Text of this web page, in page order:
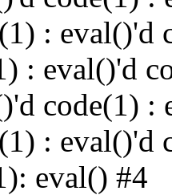
: eval()'d
: eval()'d
code(1) :
: eval()'d
eval() #4